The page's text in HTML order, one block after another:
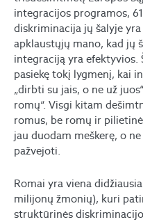
integracijos programos,
diskriminacija jų šalyje
apklaustųjų mano, kad jų
integraciją yra efektyvios.
pasiekę tokį lygmenį, kai
„dirbti su jais, o ne už
romų“. Visgi kitam
romus, be romų ir
jau duodam meškerę, o
pažvejoti.
Romai yra viena
milijonų žmonių), kuri
struktūrinės